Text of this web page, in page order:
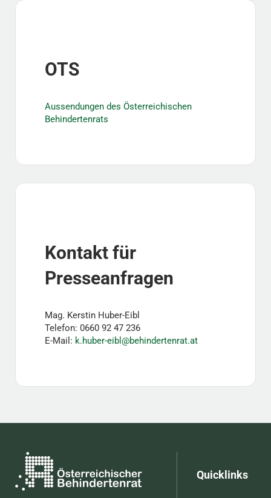
Sidebar
OTS
Aussendungen des Österreichischen
Behindertenrats
Kontakt für
Presseanfragen
Mag. Kerstin Huber-Eibl
Telefon: 0660 92 47 236
E-Mail: k.huber-eibl@behindertenrat.at
Quicklinks